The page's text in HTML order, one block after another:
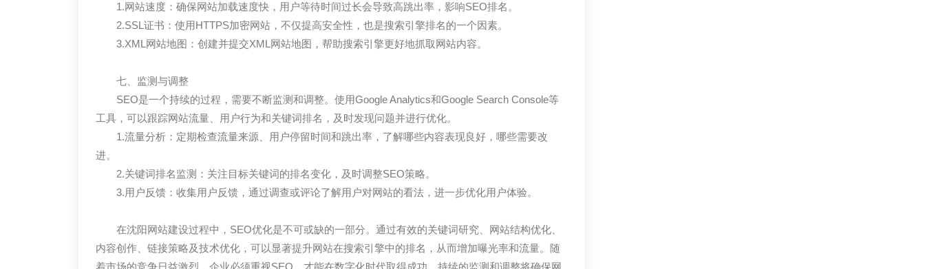
1.网站速度：确保网站加载速度快，用户等待时间过长会导致高跳出率，影响SEO排名。
2.SSL证书：使用HTTPS加密网站，不仅提高安全性，也是搜索引擎排名的一个因素。
3.XML网站地图：创建并提交XML网站地图，帮助搜索引擎更好地抓取网站内容。
七、监测与调整
SEO是一个持续的过程，需要不断监测和调整。使用Google Analytics和Google Search Console等
工具，可以跟踪网站流量、用户行为和关键词排名，及时发现问题并进行优化。
1.流量分析：定期检查流量来源、用户停留时间和跳出率，了解哪些内容表现良好，哪些需要改
进。
2.关键词排名监测：关注目标关键词的排名变化，及时调整SEO策略。
3.用户反馈：收集用户反馈，通过调查或评论了解用户对网站的看法，进一步优化用户体验。
在沈阳网站建设过程中，SEO优化是不可或缺的一部分。通过有效的关键词研究、网站结构优化、
内容创作、链接策略及技术优化，可以显著提升网站在搜索引擎中的排名，从而增加曝光率和流量。随
着市场的竞争日益激烈，企业必须重视SEO，才能在数字化时代取得成功。持续的监测和调整将确保网